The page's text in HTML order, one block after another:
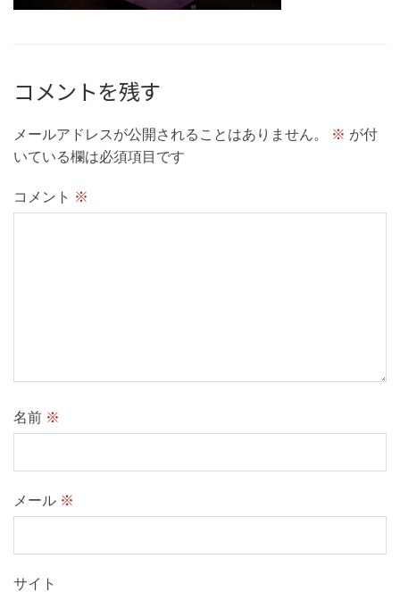
コメントを残す
メールアドレスが公開されることはありません。 ※ が付
いている欄は必須項目です
コメント ※
名前 ※
メール ※
サイト